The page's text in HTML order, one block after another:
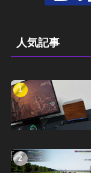
人気記事
1
2